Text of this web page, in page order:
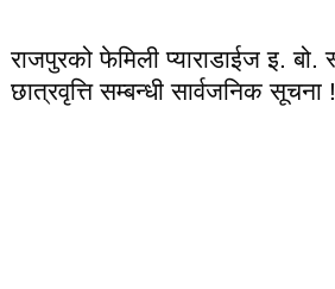
राजपुरको फेमिली प्याराडाईज इ. बो.
छात्रवृत्ति सम्बन्धी सार्वजनिक सूचना !